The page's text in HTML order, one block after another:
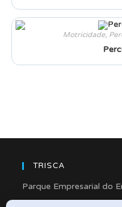
Motricidade,
TRISCA
Parque Empresarial do